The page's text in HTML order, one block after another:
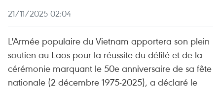
21/11/2025 02:04
L'Armée populaire du Vietnam apportera son plein
soutien au Laos pour la réussite du défilé et de la
cérémonie marquant le 50e anniversaire de sa fête
nationale (2 décembre 1975-2025), a déclaré le